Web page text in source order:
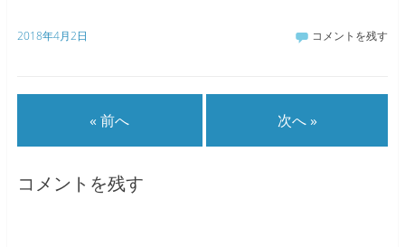
2018年4月2日 コメントを残す
« 前へ 次へ »
コメントを残す